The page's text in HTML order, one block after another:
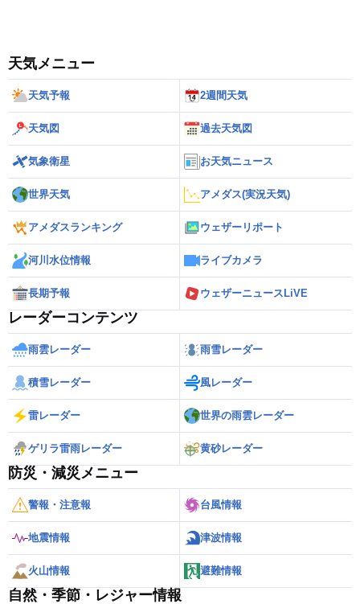
天気メニュー
天気予報 2週間天気
天気図 過去天気図
気象衛星 お天気ニュース
世界天気 アメダス(実況天気)
アメダスランキング ウェザーリポート
河川水位情報 ライブカメラ
長期予報 ウェザーニュースLiVE
レーダーコンテンツ
雨雲レーダー 雨雪レーダー
積雪レーダー 風レーダー
雷レーダー 世界の雨雲レーダー
ゲリラ雷雨レーダー 黄砂レーダー
防災・減災メニュー
警報・注意報 台風情報
地震情報 津波情報
火山情報 避難情報
自然・季節・レジャー情報